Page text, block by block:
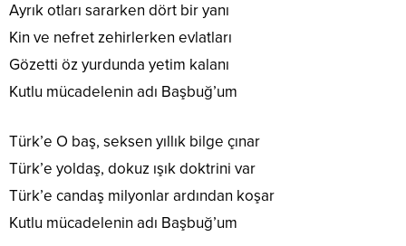
Ayrık otları sararken dört bir yanı
Kin ve nefret zehirlerken evlatları
Gözetti öz yurdunda yetim kalanı
Kutlu mücadelenin adı Başbuğ’um
Türk’e O baş, seksen yıllık bilge çınar
Türk’e yoldaş, dokuz ışık doktrini var
Türk’e candaş milyonlar ardından koşar
Kutlu mücadelenin adı Başbuğ’um